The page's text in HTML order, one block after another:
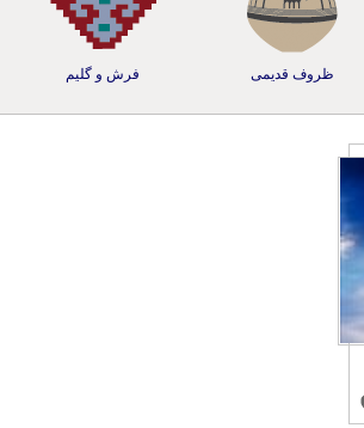
ظروف قدیمی فرش و گلیم